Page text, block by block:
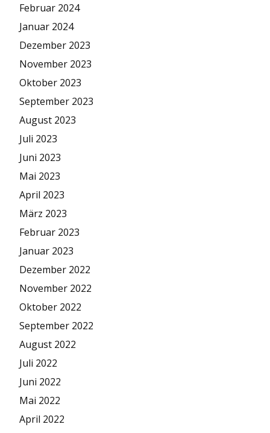
Februar 2024
Januar 2024
Dezember 2023
November 2023
Oktober 2023
September 2023
August 2023
Juli 2023
Juni 2023
Mai 2023
April 2023
März 2023
Februar 2023
Januar 2023
Dezember 2022
November 2022
Oktober 2022
September 2022
August 2022
Juli 2022
Juni 2022
Mai 2022
April 2022